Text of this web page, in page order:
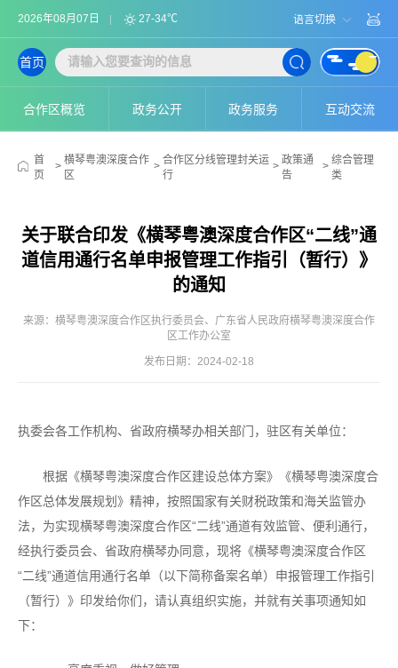
2026年08月07日 27-34℃ 语言切换
合作区概览 政务公开 政务服务 互动交流
首页
首
页
>横琴粤澳深度合作
区
> 合作区分线管理封关运
行
> 政策通
告
>综合管理
类
关于联合印发《横琴粤澳深度合作区“二线”通
道信用通行名单申报管理工作指引（暂行）》
的通知
来源：横琴粤澳深度合作区执行委员会、广东省人民政府横琴粤澳深度合作
区工作办公室
发布日期：2024-02-18
执委会各工作机构、省政府横琴办相关部门，驻区有关单位：
根据《横琴粤澳深度合作区建设总体方案》《横琴粤澳深度合
作区总体发展规划》精神，按照国家有关财税政策和海关监管办
法，为实现横琴粤澳深度合作区“二线”通道有效监管、便利通行，
经执行委员会、省政府横琴办同意，现将《横琴粤澳深度合作区
“二线”通道信用通行名单（以下简称备案名单）申报管理工作指引
（暂行）》印发给你们，请认真组织实施，并就有关事项通知如
下：